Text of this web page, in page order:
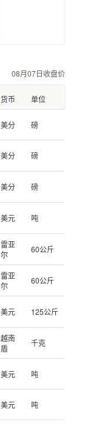
08月07日收盘价
货币 单位
美分 磅
美分 磅
美分 磅
美元 吨
雷亚
尔
60公斤
雷亚
尔
60公斤
美元 125公斤
越南
盾
千克
美元 吨
美元 吨